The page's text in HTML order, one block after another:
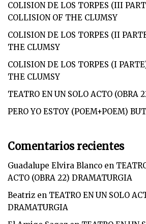
COLISION DE LOS TORPES (III
COLLISION OF THE CLUMSY
COLISION DE LOS TORPES (II
THE CLUMSY
COLISION DE LOS TORPES (I
THE CLUMSY
TEATRO EN UN SOLO ACTO (OBRA
PERO YO ESTOY (POEM+POEM)
Comentarios recientes
Guadalupe Elvira Blanco en
ACTO (OBRA 22) DRAMATURGIA
Beatriz en TEATRO EN UN SOLO
DRAMATURGIA